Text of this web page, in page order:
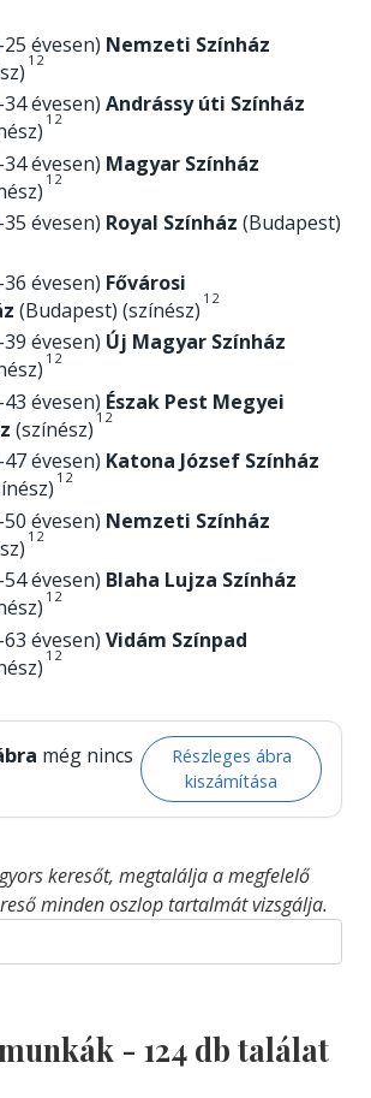
évesen) Nemzeti Színház
1 2
évesen) Andrássy úti Színház
1 2
évesen) Magyar Színház
1 2
évesen) Royal Színház (Budapest)
évesen) Fővárosi
(Budapest) (színész) 1 2
évesen) Új Magyar Színház
1 2
évesen) Észak Pest Megyei
(színész)1 2
évesen) Katona József Színház
1 2
évesen) Nemzeti Színház
1 2
évesen) Blaha Lujza Színház
1 2
évesen) Vidám Színpad
1 2
még nincs
Részleges ábra
kiszámítása
keresőt, megtalálja a megfelelő
minden oszlop tartalmát vizsgálja.
- 124db találat